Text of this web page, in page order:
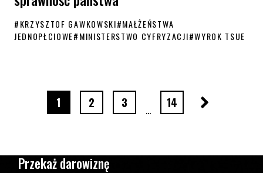
#KRZYSZTOF GAWKOWSKI#MAŁŻEŃSTWA
JEDNOPŁCIOWE#MINISTERSTWO CYFRYZACJI#WYROK TSUE
strona numer
1 strona numer
2 strona numer
3 …
strona numer
14 Następna
Przekaż darowiznę